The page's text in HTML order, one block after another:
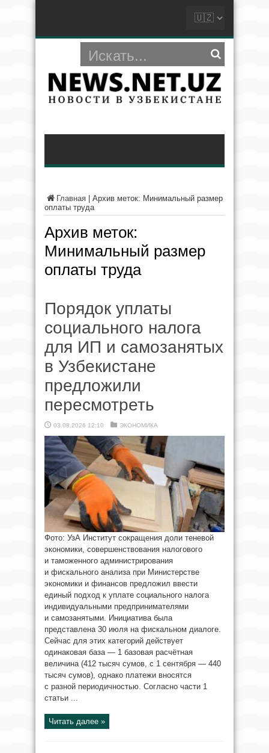
Главная
Архив меток: Минимальный размер
оплаты труда
Архив меток:
Минимальный размер
оплаты труда
Порядок уплаты
социального налога
для ИП и самозанятых
в Узбекистане
предложили
пересмотреть
03.08.2026 12:10 ЭКОНОМИКА
Фото: УзА Институт сокращения доли теневой
экономики, совершенствования налогового
и таможенного администрирования
и фискального анализа при Министерстве
экономики и финансов предложил ввести
единый подход к уплате социального налога
индивидуальными предпринимателями
и самозанятыми. Инициатива была
представлена 30 июля на фискальном диалоге.
Сейчас для этих категорий действует
одинаковая база — 1 базовая расчётная
величина (412 тысяч сумов, с 1 сентября — 440
тысяч сумов), однако платежи вносятся
с разной периодичностью. Согласно части 1
статьи ...
Читать далее »